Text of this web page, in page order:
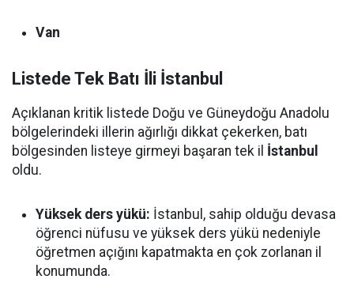
Van
Listede Tek Batı İli İstanbul
Açıklanan kritik listede Doğu ve Güneydoğu Anadolu
bölgelerindeki illerin ağırlığı dikkat çekerken, batı
bölgesinden listeye girmeyi başaran tek il İstanbul
oldu.
Yüksek ders yükü: İstanbul, sahip olduğu devasa
öğrenci nüfusu ve yüksek ders yükü nedeniyle
öğretmen açığını kapatmakta en çok zorlanan il
konumunda.